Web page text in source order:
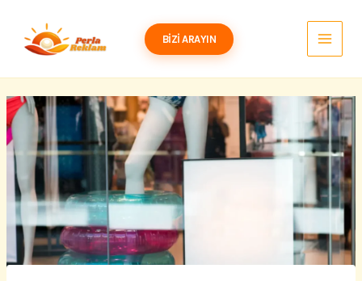
BIZI ARAYIN